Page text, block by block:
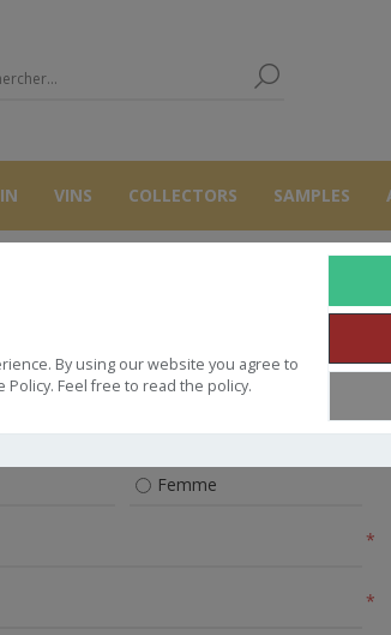
By using our website you agree to
Feel free to read the policy.
VINS COLLECTORS SAMPLES
Femme
*
*